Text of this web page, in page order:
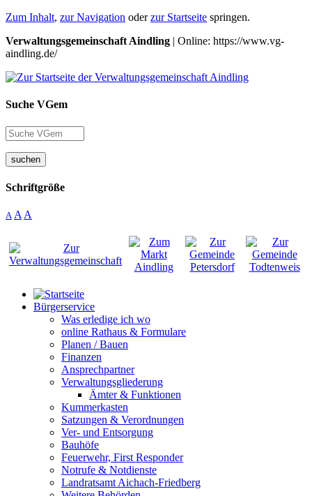
Zum Inhalt, zur Navigation oderzur Startseite springen.
Verwaltungsgemeinschaft Aindling | Online: https://www.vg-
aindling.de/
Suche VGem
suchen
Schriftgröße
A A A
Bürgerservice
Was erledige ich wo
online Rathaus & Formulare
Planen / Bauen
Finanzen
Ansprechpartner
Verwaltungsgliederung
Ämter & Funktionen
Kummerkasten
Satzungen & Verordnungen
Ver- und Entsorgung
Bauhöfe
Feuerwehr, First Responder
Notrufe & Notdienste
Landratsamt Aichach-Friedberg